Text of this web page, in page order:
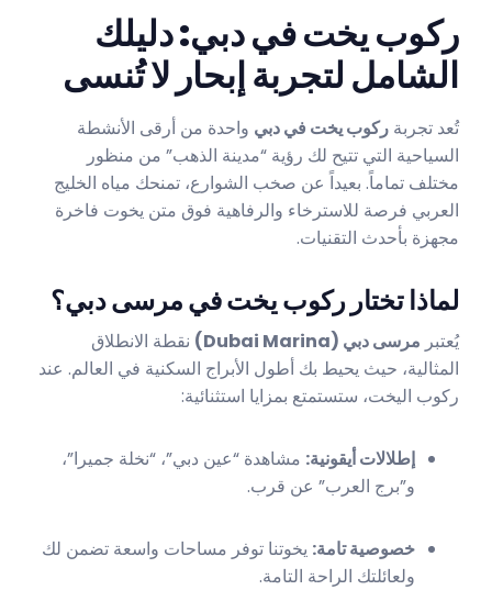
ركوب يخت في دبي: دليلك
الشامل لتجربة إبحار لا تُنسى
تُعد تجربة ركوب يخت في دبي واحدة من أرقى الأنشطة
السياحية التي تتيح لك رؤية “مدينة الذهب” من منظور
مختلف تماماً. بعيداً عن صخب الشوارع، تمنحك مياه الخليج
العربي فرصة للاسترخاء والرفاهية فوق متن يخوت فاخرة
مجهزة بأحدث التقنيات.
لماذا تختار ركوب يخت في مرسى دبي؟
يُعتبر مرسى دبي (Dubai Marina)
نقطة الانطلاق
المثالية، حيث يحيط بك أطول الأبراج السكنية في العالم. عند
ركوب اليخت، ستستمتع بمزايا استثنائية:
إطلالات أيقونية: مشاهدة “عين دبي”، “نخلة جميرا”،
و”برج العرب” عن قرب.
خصوصية تامة: يخوتنا توفر مساحات واسعة تضمن لك
ولعائلتك الراحة التامة.